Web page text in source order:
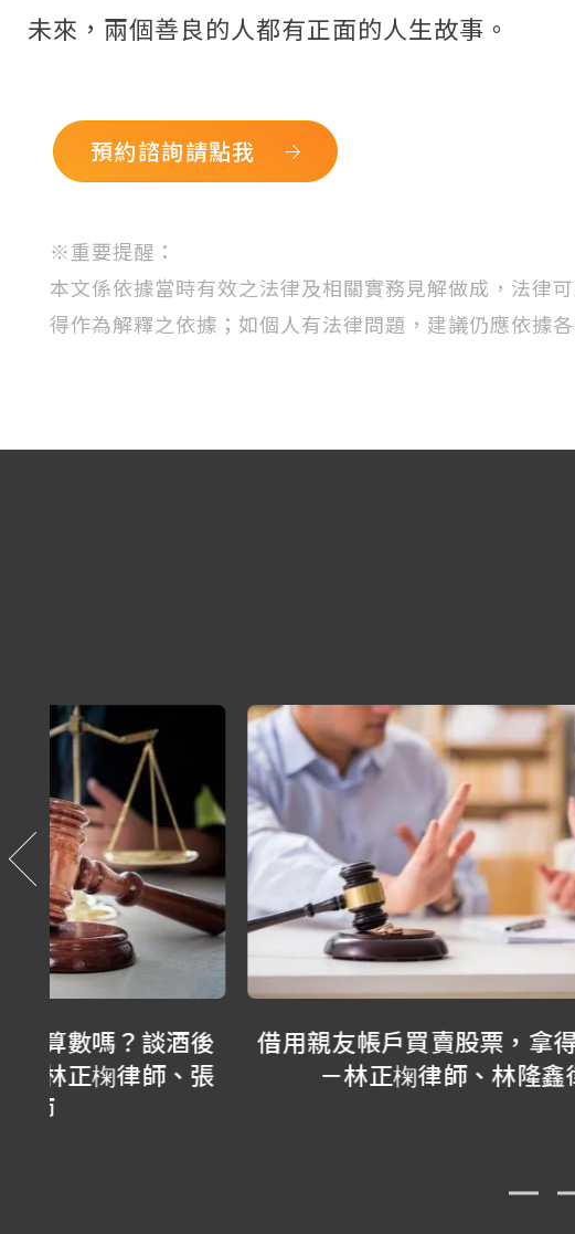
未來，兩個善良的人都有正面的人生故事。
預約諮詢請點我
※重要提醒：
本文係依據當時有效之法律及相關實務見解做成，法律
得作為解釋之依據；如個人有法律問題，建議仍應依據
借用親友帳戶買賣股票，拿得回來嗎？
－林正椈律師、林隆鑫律師
股